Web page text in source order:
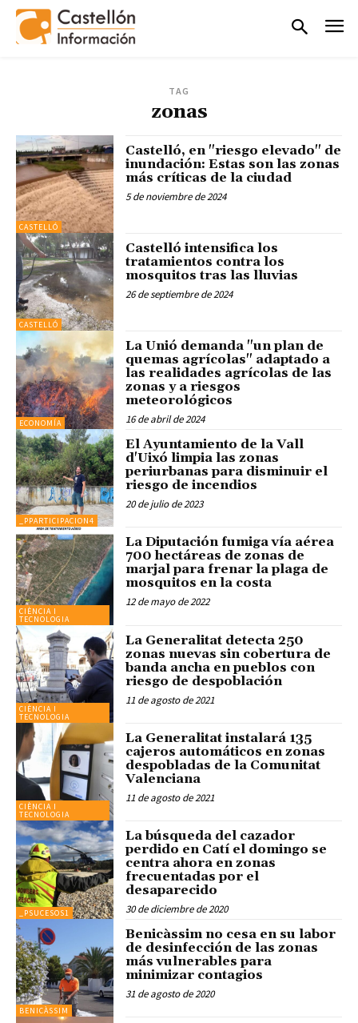
TAG
zonas
CASTELLÓ
Castelló, en "riesgo elevado" de
inundación: Estas son las zonas
más críticas de la ciudad
5 de noviembre de 2024
CASTELLÓ
Castelló intensifica los
tratamientos contra los
mosquitos tras las lluvias
26 de septiembre de 2024
ECONOMÍA
La Unió demanda "un plan de
quemas agrícolas" adaptado a
las realidades agrícolas de las
zonas y a riesgos
meteorológicos
16 de abril de 2024
_PPARTICIPACION4
El Ayuntamiento de la Vall
d'Uixó limpia las zonas
periurbanas para disminuir el
riesgo de incendios
20 de julio de 2023
CIÈNCIA I
TECNOLOGIA
La Diputación fumiga vía aérea
700 hectáreas de zonas de
marjal para frenar la plaga de
mosquitos en la costa
12 de mayo de 2022
CIÈNCIA I
TECNOLOGIA
La Generalitat detecta 250
zonas nuevas sin cobertura de
banda ancha en pueblos con
riesgo de despoblación
11 de agosto de 2021
CIÈNCIA I
TECNOLOGIA
La Generalitat instalará 135
cajeros automáticos en zonas
despobladas de la Comunitat
Valenciana
11 de agosto de 2021
_PSUCESOS1
La búsqueda del cazador
perdido en Catí el domingo se
centra ahora en zonas
frecuentadas por el
desaparecido
30 de diciembre de 2020
BENICÀSSIM
Benicàssim no cesa en su labor
de desinfección de las zonas
más vulnerables para
minimizar contagios
31 de agosto de 2020